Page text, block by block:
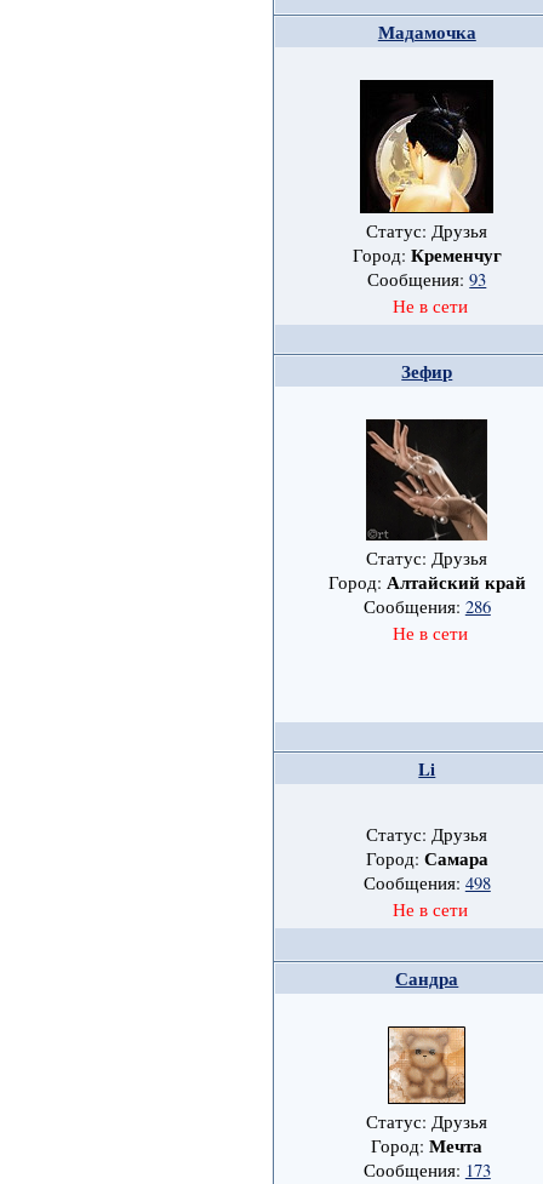
Мадамочка
Статус: Друзья
Город: Кременчуг
Сообщения:93
Не в сети
Зефир
Статус: Друзья
Город: Алтайский край
Сообщения: 286
Не в сети
Li
Статус: Друзья
Город: Самара
Сообщения: 498
Не в сети
Сандра
Статус: Друзья
Город:Мечта
Сообщения: 173